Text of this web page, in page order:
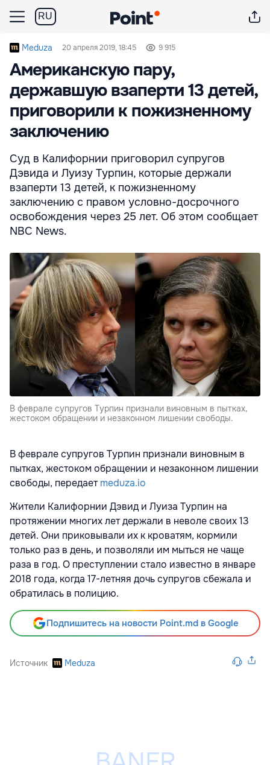
RU
Meduza 20 апреля 2019, 18:45 9 915
Американскую пару,
державшую взаперти 13 детей,
приговорили к пожизненному
заключению
Суд в Калифорнии приговорил супругов
Дэвида и Луизу Турпин, которые держали
взаперти 13 детей, к пожизненному
заключению с правом условно-досрочного
освобождения через 25 лет. Об этом сообщает
NBC News.
В феврале супругов Турпин признали виновным в пытках,
жестоком обращении и незаконном лишении свободы.
В феврале супругов Турпин признали виновным в
пытках, жестоком обращении и незаконном лишении
свободы, передаетmeduza.io
Жители Калифорнии Дэвид и Луиза Турпин на
протяжении многих лет держали в неволе своих 13
детей. Они приковывали их к кроватям, кормили
только раз в день, и позволяли им мыться не чаще
раза в год. О преступлении стало известно в январе
2018 года, когда 17-летняя дочь супругов сбежала и
обратилась в полицию.
Подпишитесь на новости Point.md в Google
Источник Meduza